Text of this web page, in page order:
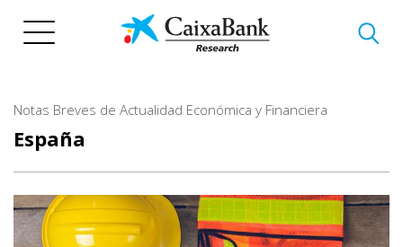
Notas Breves de Actualidad Económica y Financiera
España